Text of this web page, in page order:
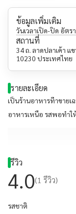
ข้อมูลเพิ่มเติม
วันเวลาเปิด-ปิด อัต
สถานที่
34 ถ. ลาดปลาเค้า แ
10230 ประเทศไทย
รายละเอียด
เป็นร้านอาหารทีาขายเ
อาหารเหนือ รสพอทำใ
รีวิว
4.0(1 รีวิว)
รสชาติ